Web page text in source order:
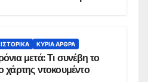
ΙΣΤΟΡΙΚΆ ΚΥΡΙΑ ΑΡΘΡΑ
μετά: Τι συνέβη το
1996 και ο χάρτης ντοκουμέντο